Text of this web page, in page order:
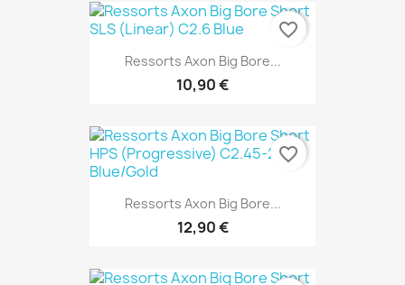
Ressorts Axon Big Bore...
10,90 €
favorite_border
Ressorts Axon Big Bore...
12,90 €
favorite_border